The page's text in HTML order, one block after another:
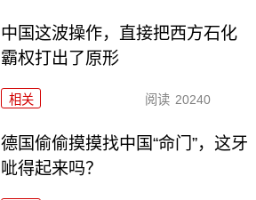
中国这波操作，直接把西方石化
霸权打出了原形
相关 阅读 20240
德国偷偷摸摸找中国“命门”，这牙
呲得起来吗？